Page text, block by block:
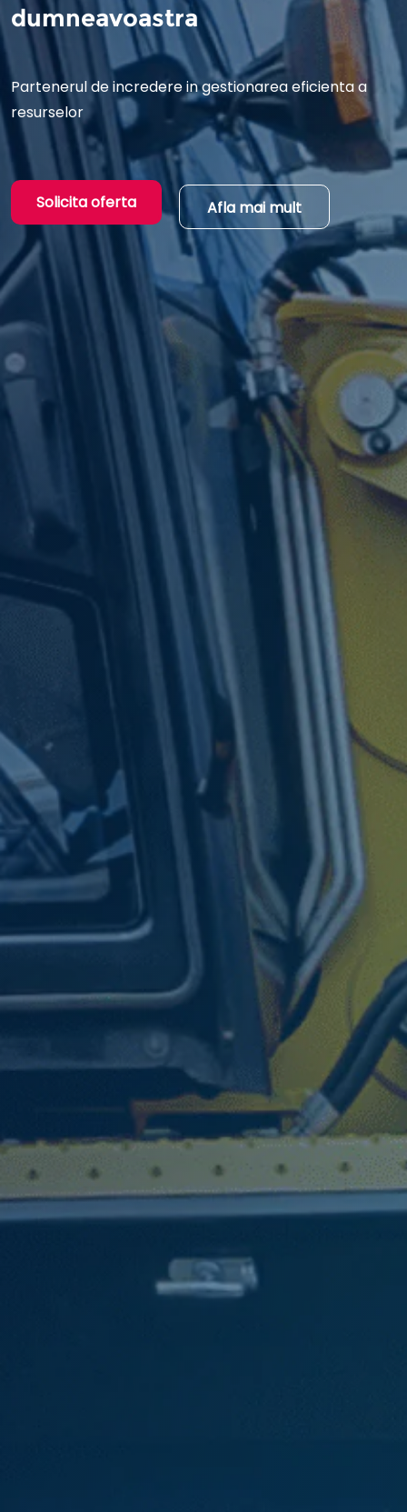
dumneavoastra
Partenerul de incredere in gestionarea eficienta a
resurselor
Solicita oferta Afla mai mult